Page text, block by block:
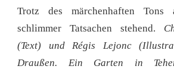
Trotz des märchenhaften Tons
schlimmer Tatsachen stehend.
(Text) und Régis Lejonc
Draußen. Ein Garten in